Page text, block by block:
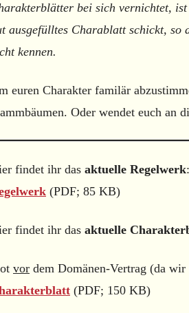
bei sich vernichtet,
ausgefülltes Charablatt schickt, so
kennen.
euren Charakter familär
Oder wendet euch an
findet ihr das aktuelle Regelwerk:
(PDF; 85 KB)
findet ihr das aktuelle
vor dem Domänen-Vertrag (da
(PDF; 150 KB)